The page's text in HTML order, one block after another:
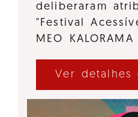
deliberaram
"Festival
MEO
Ver detalhes